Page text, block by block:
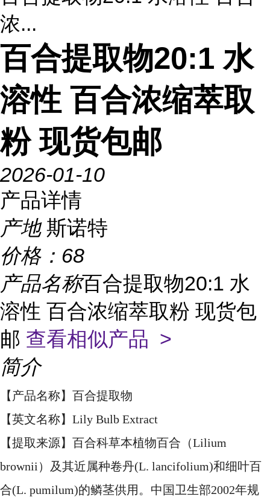
浓...
百合提取物20:1 水
溶性 百合浓缩萃取
粉 现货包邮
2026-01-10
产品详情
产地 斯诺特
价格： 68
产品名称百合提取物20:1 水
溶性 百合浓缩萃取粉 现货包
邮 查看相似产品 >
简介
【产品名称】百合提取物
【英文名称】Lily Bulb Extract
【提取来源】百合科草本植物百合（Lilium
brownii）及其近属种卷丹(L. lancifolium)和细叶百
合(L. pumilum)的鳞茎供用。中国卫生部2002年规